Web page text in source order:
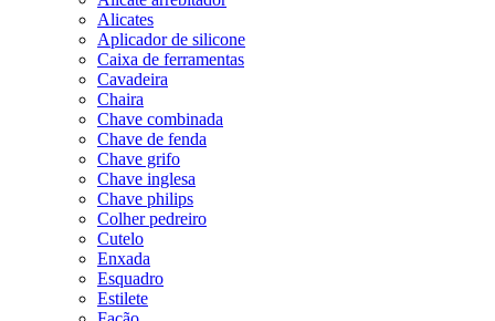
Alicates
Aplicador de silicone
Caixa de ferramentas
Cavadeira
Chaira
Chave combinada
Chave de fenda
Chave grifo
Chave inglesa
Chave philips
Colher pedreiro
Cutelo
Enxada
Esquadro
Estilete